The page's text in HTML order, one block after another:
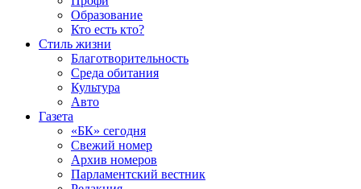
Образование
Кто есть кто?
Стиль жизни
Благотворительность
Среда обитания
Культура
Авто
Газета
«БК» сегодня
Свежий номер
Архив номеров
Парламентский вестник